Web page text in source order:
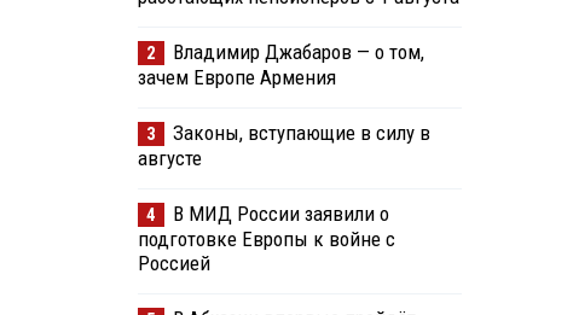
2
Владимир Джабаров — о том,
зачем Европе Армения
3
Законы, вступающие в силу в
августе
4
В МИД России заявили о
подготовке Европы к войне с
Россией